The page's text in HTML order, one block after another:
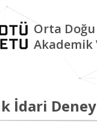
Orta
Akademik
İdari